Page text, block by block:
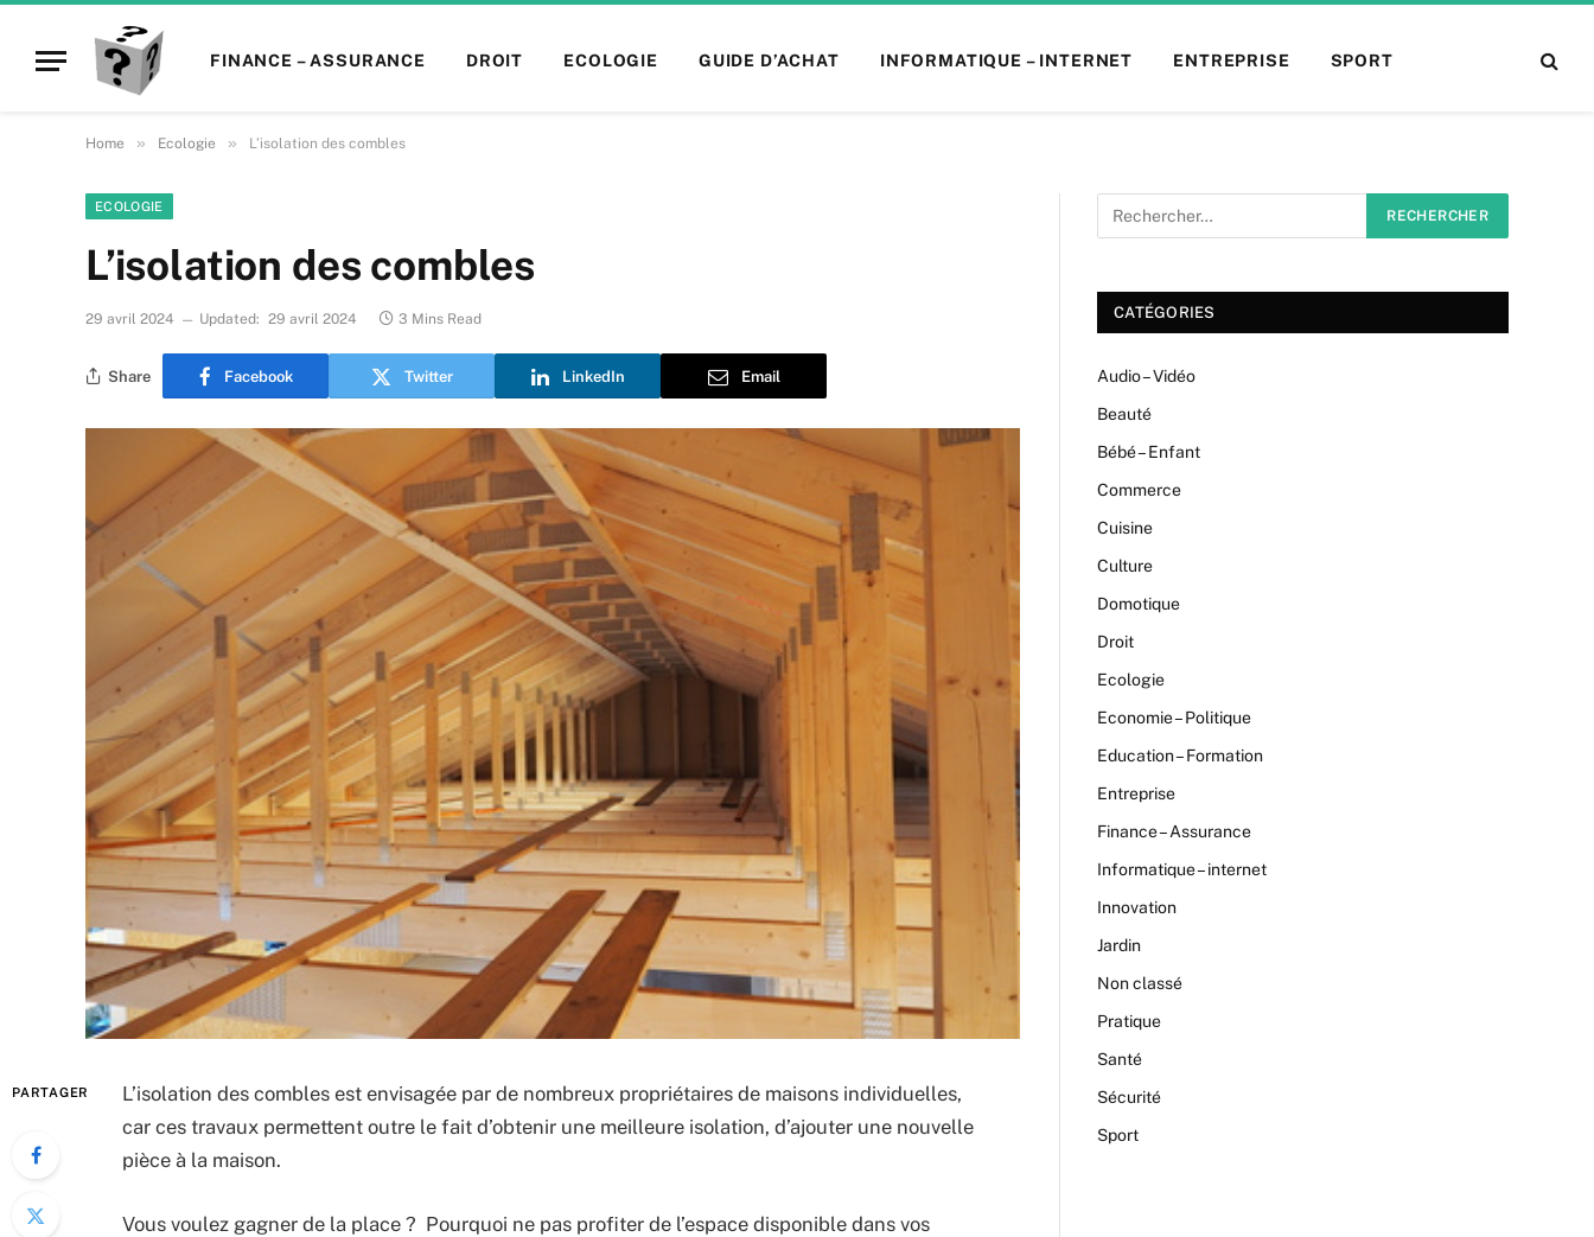
FINANCE – ASSURANCE DROIT ECOLOGIE GUIDE D’ACHAT INFORMATIQUE – INTERNET ENTREPRISE SPORT
Home » Ecologie » L’isolation des combles
ECOLOGIE
L’isolation des combles
29 avril 2024 Updated: 29 avril 2024 3 Mins Read
Share Facebook Twitter LinkedIn Email
PARTAGER
L’isolation des combles est envisagée par de nombreux propriétaires de maisons individuelles,
car ces travaux permettent outre le fait d’obtenir une meilleure isolation, d’ajouter une nouvelle
pièce à la maison.
Vous voulez gagner de la place ? Pourquoi ne pas profiter de l’espace disponible dans vos
CATÉGORIES
Audio – Vidéo
Beauté
Bébé – Enfant
Commerce
Cuisine
Culture
Domotique
Droit
Ecologie
Economie – Politique
Education – Formation
Entreprise
Finance – Assurance
Informatique – internet
Innovation
Jardin
Non classé
Pratique
Santé
Sécurité
Sport